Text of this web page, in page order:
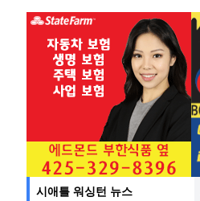
시애틀 워싱턴 뉴스